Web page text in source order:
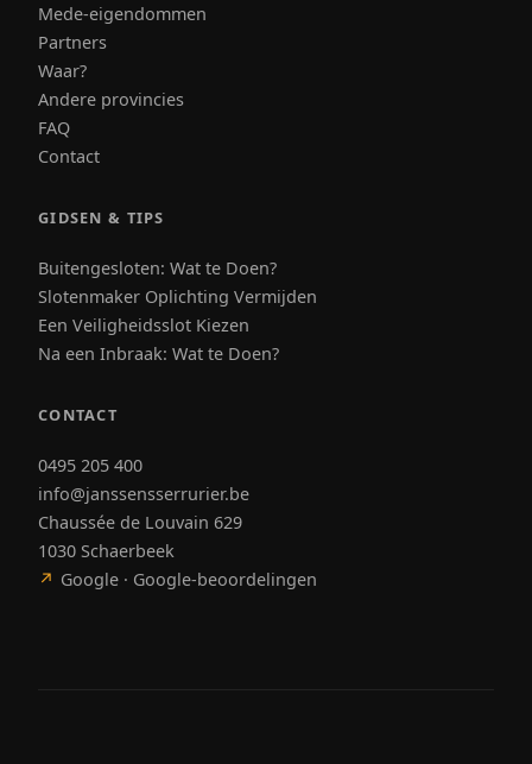
Mede-eigendommen
Partners
Waar?
Andere provincies
FAQ
Contact
GIDSEN & TIPS
Buitengesloten: Wat te Doen?
Slotenmaker Oplichting Vermijden
Een Veiligheidsslot Kiezen
Na een Inbraak: Wat te Doen?
CONTACT
0495 205 400
info@janssensserrurier.be
Chaussée de Louvain 629
1030 Schaerbeek
↗ Google · Google-beoordelingen